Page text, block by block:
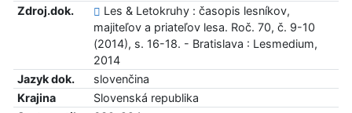
Zdroj.dok.
Les & Letokruhy : časopis lesníkov,
majiteľov a priateľov lesa. Roč. 70, č. 9-10
(2014), s. 16-18. - Bratislava : Lesmedium,
2014
Jazyk dok.
slovenčina
Krajina
Slovenská republika